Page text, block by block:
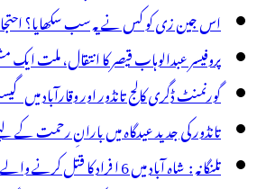
احتجاجی
کسانوں
کار
چڑھادی!،8
اس جین زی کو کس نے یہ سب سکھایا؟ احتجاج
پروفیسر عبدالوہاب قیصر کا انتقال، ملت ایک
گورنمنٹ ڈگری کالج تانڈور اور وقارآباد
تانڈور کی جدید عیدگاہ میں بارانِ رحمت کے
تلنگانہ : شاہ آباد میں 6 ا فراد کا قتل کرنے والے راجکمار کی نعش دستیاب، خودکشی کا شبہ ! نعش کے ساتھ زہر کی بوتل پائی گئی